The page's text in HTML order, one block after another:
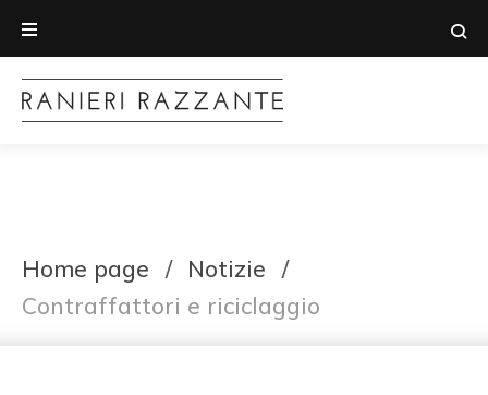
Home page / Notizie
/
Contraffattori e riciclaggio